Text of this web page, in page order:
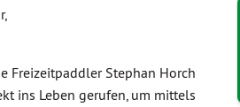
Freizeitpaddler Stephan Horch
ins Leben gerufen, um mittels